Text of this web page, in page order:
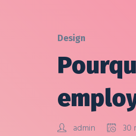
Design
admin 30